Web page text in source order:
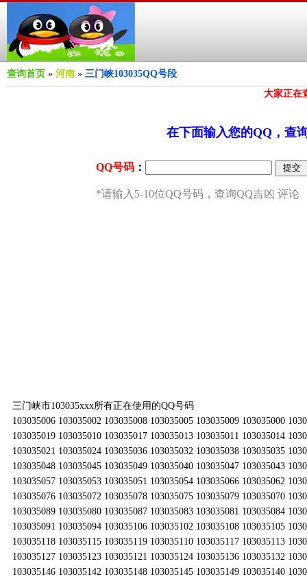
查询首页 » 河南 » 三门峡103035QQ号段
大家正在
在下面输入您的QQ，查
三门峡市103035xxx所有正在使用的QQ号码
103035006 103035002 103035008 103035005 103035009 103035000
103035019 103035010 103035017 103035013 103035011 103035014
103035021 103035024 103035036 103035032 103035038 103035035
103035048 103035045 103035049 103035040 103035047 103035043
103035057 103035053 103035051 103035054 103035066 103035062
103035076 103035072 103035078 103035075 103035079 103035070
103035089 103035080 103035087 103035083 103035081 103035084
103035091 103035094 103035106 103035102 103035108 103035105
103035118 103035115 103035119 103035110 103035117 103035113
103035127 103035123 103035121 103035124 103035136 103035132
103035146 103035142 103035148 103035145 103035149 103035140